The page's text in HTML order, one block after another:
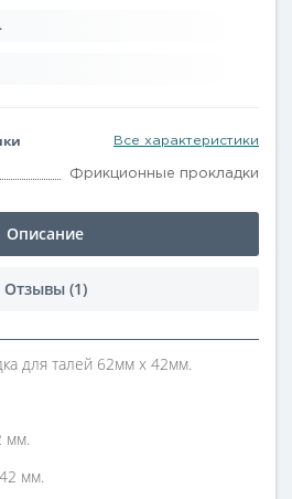
Все характеристики
Фрикционные прокладки
Описание
Отзывы (1)
для талей 62мм х 42мм.
мм.
мм.